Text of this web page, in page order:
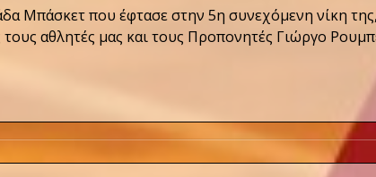
Μπάσκετ που έφτασε στην 5η συνεχόμενη νίκη
αθλητές μας και τους Προπονητές Γιώργο